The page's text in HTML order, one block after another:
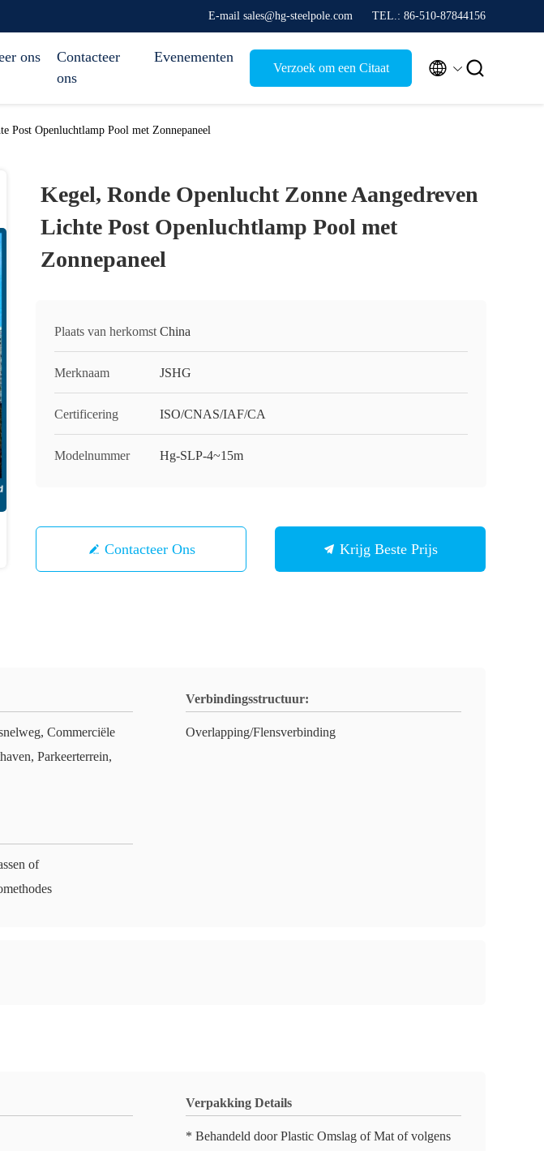
E-mail sales@hg-steelpole.com TEL.: 86-510-87844156
ons
Contacteer
ons
Evenementen
Verzoek om een Citaat  
Post Openluchtlamp Pool met Zonnepaneel
Kegel, Ronde Openlucht Zonne Aangedreven
Lichte Post Openluchtlamp Pool met
Zonnepaneel
Plaats van herkomst China
Merknaam JSHG
Certificering ISO/CNAS/IAF/CA
Modelnummer Hg-SLP-4~15m
Contacteer Ons Krijg Beste Prijs
Commerciële
Parkeerterrein,
Verbindingsstructuur:
Overlapping/Flensverbinding
of
Verpakking Details
* Behandeld door Plastic Omslag of Mat of volgens